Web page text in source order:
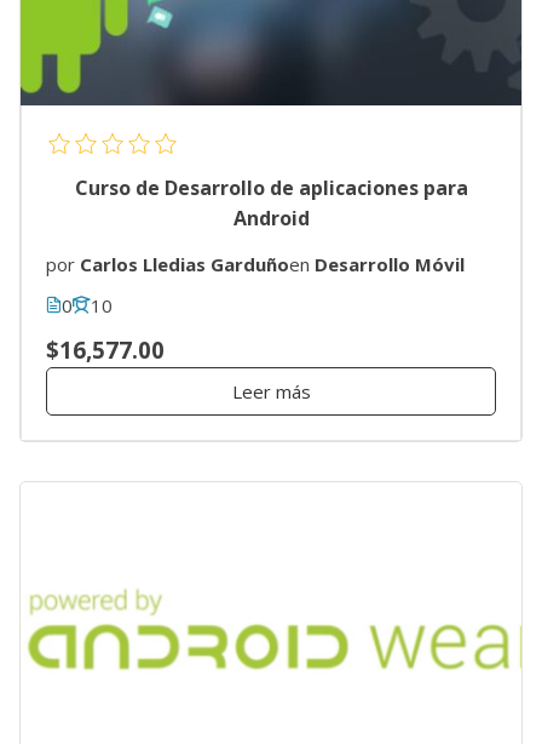
Curso de Desarrollo de aplicaciones para
Android
por Carlos Lledias Garduñoen Desarrollo Móvil
0
10
$16,577.00
Leer más